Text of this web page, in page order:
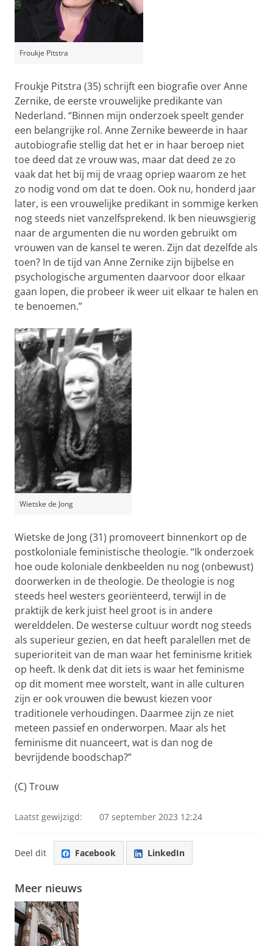
Froukje Pitstra
Froukje Pitstra (35) schrijft een biografie over Anne
Zernike, de eerste vrouwelijke predikante van
Nederland. “Binnen mijn onderzoek speelt gender
een belangrijke rol. Anne Zernike beweerde in haar
autobiografie stellig dat het er in haar beroep niet
toe deed dat ze vrouw was, maar dat deed ze zo
vaak dat het bij mij de vraag opriep waarom ze het
zo nodig vond om dat te doen. Ook nu, honderd jaar
later, is een vrouwelijke predikant in sommige kerken
nog steeds niet vanzelfsprekend. Ik ben nieuwsgierig
naar de argumenten die nu worden gebruikt om
vrouwen van de kansel te weren. Zijn dat dezelfde als
toen? In de tijd van Anne Zernike zijn bijbelse en
psychologische argumenten daarvoor door elkaar
gaan lopen, die probeer ik weer uit elkaar te halen en
te benoemen.”
Wietske de Jong
Wietske de Jong (31) promoveert binnenkort op de
postkoloniale feministische theologie. “Ik onderzoek
hoe oude koloniale denkbeelden nu nog (onbewust)
doorwerken in de theologie. De theologie is nog
steeds heel westers georiënteerd, terwijl in de
praktijk de kerk juist heel groot is in andere
werelddelen. De westerse cultuur wordt nog steeds
als superieur gezien, en dat heeft paralellen met de
superioriteit van de man waar het feminisme kritiek
op heeft. Ik denk dat dit iets is waar het feminisme
op dit moment mee worstelt, want in alle culturen
zijn er ook vrouwen die bewust kiezen voor
traditionele verhoudingen. Daarmee zijn ze niet
meteen passief en onderworpen. Maar als het
feminisme dit nuanceert, wat is dan nog de
bevrijdende boodschap?”
(C) Trouw
Laatst gewijzigd: 07 september 2023 12:24
Deel dit Facebook LinkedIn
Meer nieuws